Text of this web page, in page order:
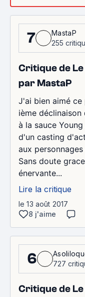
7
MastaP
255
Critique de
par MastaP
J'ai bien aimé
ième
à la sauce
d'un casting
aux
Sans doute
énervante...
Lire la critique
le 13 août 2017
8 j'aime
6
727
Critique de